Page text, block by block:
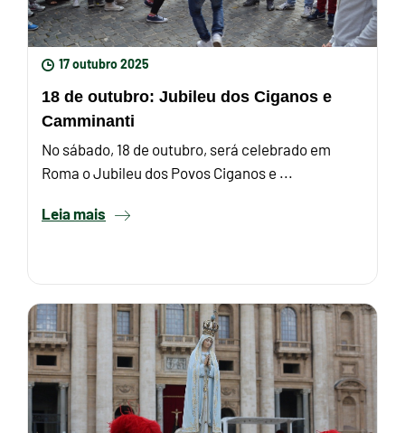
17 outubro 2025
18 de outubro: Jubileu dos Ciganos e
Camminanti
No sábado, 18 de outubro, será celebrado em
Roma o Jubileu dos Povos Ciganos e ...
Leia mais